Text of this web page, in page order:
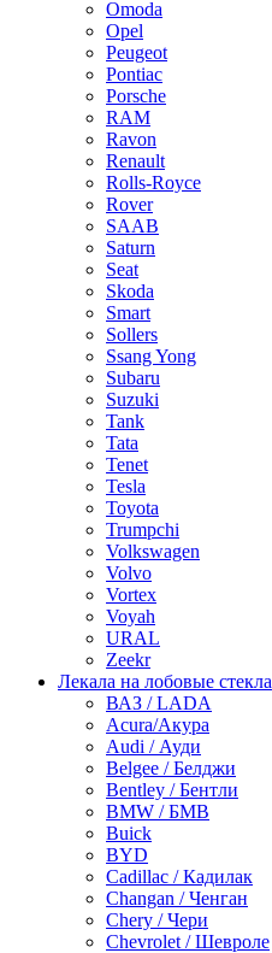
Omoda
Opel
Peugeot
Pontiac
Porsche
RAM
Ravon
Renault
Rolls-Royce
Rover
SAAB
Saturn
Seat
Skoda
Smart
Sollers
Ssang Yong
Subaru
Suzuki
Tank
Tata
Tenet
Tesla
Toyota
Trumpchi
Volkswagen
Volvo
Vortex
Voyah
URAL
Zeekr
Лекала на лобовые стекла
ВАЗ / LADA
Acura/Акура
Audi / Ауди
Belgee / Белджи
Bentley / Бентли
BMW / БМВ
Buick
BYD
Cadillac / Кадилак
Changan / Ченган
Chery / Чери
Chevrolet / Шевроле